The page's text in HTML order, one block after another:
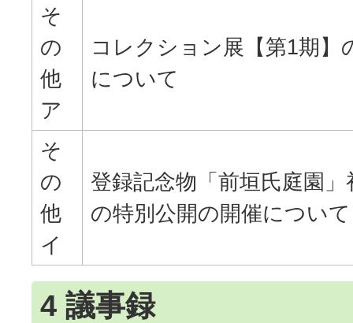
そ
の
他
ア
コレクション展【第1期】
について
そ
の
他
イ
登録記念物「前垣氏庭園」
の特別公開の開催について
4 議事録